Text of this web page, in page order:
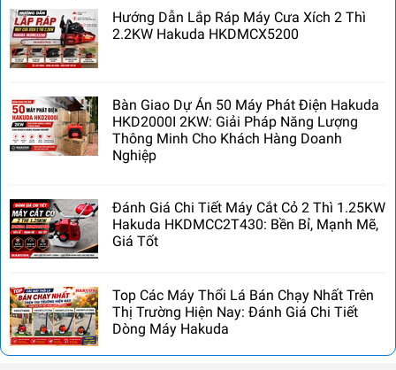
Hướng Dẫn Lắp Ráp Máy Cưa Xích 2 Thì
2.2KW Hakuda HKDMCX5200
Bàn Giao Dự Án 50 Máy Phát Điện Hakuda
HKD2000I 2KW: Giải Pháp Năng Lượng
Thông Minh Cho Khách Hàng Doanh
Nghiệp
Đánh Giá Chi Tiết Máy Cắt Cỏ 2 Thì 1.25KW
Hakuda HKDMCC2T430: Bền Bỉ, Mạnh Mẽ,
Giá Tốt
Top Các Máy Thổi Lá Bán Chạy Nhất Trên
Thị Trường Hiện Nay: Đánh Giá Chi Tiết
Dòng Máy Hakuda